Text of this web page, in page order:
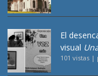
El
visual
101 vistas |